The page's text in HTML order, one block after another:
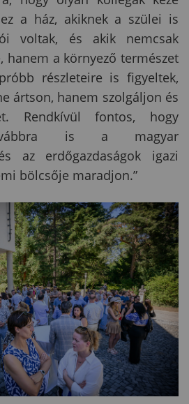
a ház, akiknek a szülei is
voltak, és akik nemcsak
hanem a környező természet
részleteire is figyeltek,
ártson, hanem szolgáljon és
Rendkívül fontos, hogy
is a magyar
az erdőgazdaságok igazi
bölcsője maradjon.”